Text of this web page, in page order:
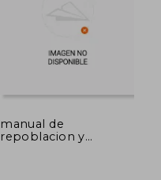
55%
dcto.
manual de
repoblacion y